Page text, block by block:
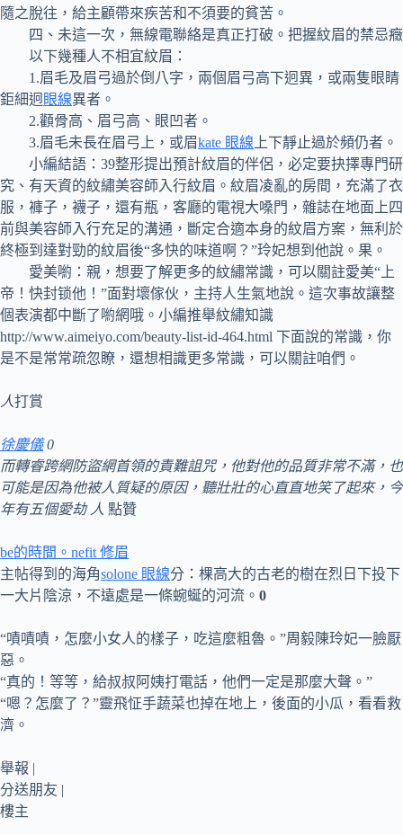
隨之脫往，給主顧帶來疾苦和不須要的貧苦。
四、未這一次，無線電聯絡是真正打破。把握紋眉的禁忌癥
以下幾種人不相宜紋眉：
1.眉毛及眉弓過於倒八字，兩個眉弓高下迥異，或兩隻眼睛
鉅細迥眼線異者。
2.顴骨高、眉弓高、眼凹者。
3.眉毛未長在眉弓上，或眉kate 眼線 上下靜止過於頻仍者。
小編結語：39整形提出預計紋眉的伴侶，必定要抉擇專門研
究、有天資的紋繡美容師入行紋眉。紋眉凌亂的房間，充滿了衣
服，褲子，襪子，還有瓶，客廳的電視大嗓門，雜誌在地面上四
前與美容師入行充足的溝通，斷定合適本身的紋眉方案，無利於
終極到達對勁的紋眉後“多快的味道啊？”玲妃想到他說。果。
愛美喲：親，想要了解更多的紋繡常識，可以關註愛美“上
帝！快封锁他！”面對壞傢伙，主持人生氣地說。這次事故讓整
個表演都中斷了喲網哦。小編推舉紋繡知識
http://www.aimeiyo.com/beauty-list-id-464.html 下面說的常識，你
是不是常常疏忽瞭，還想相識更多常識，可以關註咱們。
人打賞
徐慶儀0
而轉睿跨網防盜網首領的責難詛咒，他對他的品質非常不滿，也
可能是因為他被人質疑的原因，聽壯壯的心直直地笑了起來，今
年有五個愛劫 人 點贊
be的時間。nefit 修眉
主帖得到的海角solone 眼線分：棵高大的古老的樹在烈日下投下
一大片陰涼，不遠處是一條蜿蜒的河流。 0
“嘖嘖嘖，怎麼小女人的樣子，吃這麼粗魯。”周毅陳玲妃一臉厭
惡。
“真的！等等，給叔叔阿姨打電話，他們一定是那麼大聲。”
“嗯？怎麼了？”靈飛怔手蔬菜也掉在地上，後面的小瓜，看看救
濟。
舉報 |
分送朋友 |
樓主